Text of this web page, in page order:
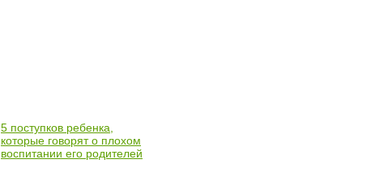
5 поступков ребенка,
которые говорят о плохом
воспитании его родителей